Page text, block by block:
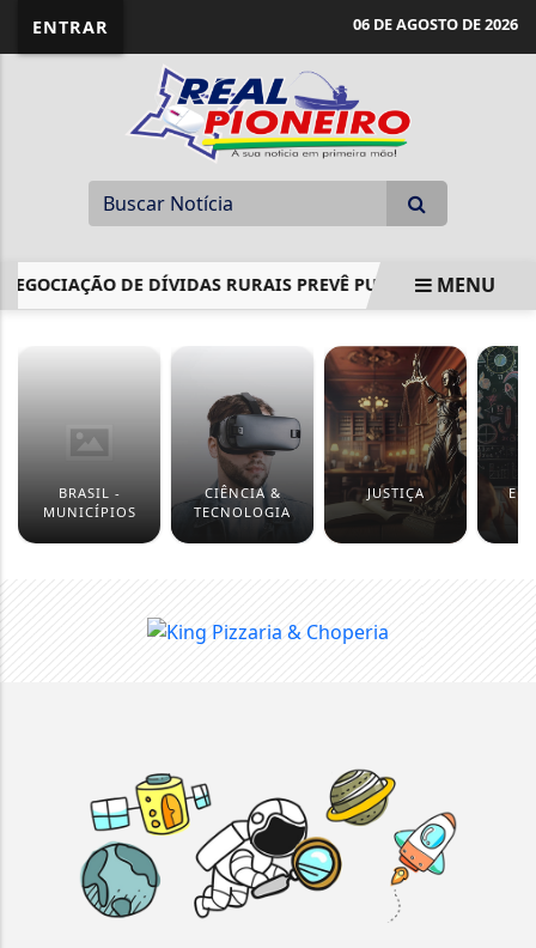
ENTRAR 06 DE AGOSTO DE 2026
DE DÍVIDAS RURAIS PREVÊ PUNIÇÕES CONTRA
MENU
BRASIL -
MUNICÍPIOS
CIÊNCIA &
TECNOLOGIA
JUSTIÇA